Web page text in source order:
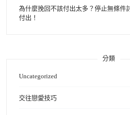
為什麼挽回不該付出太多？停止無條件
付出！
分類
Uncategorized
交往戀愛技巧